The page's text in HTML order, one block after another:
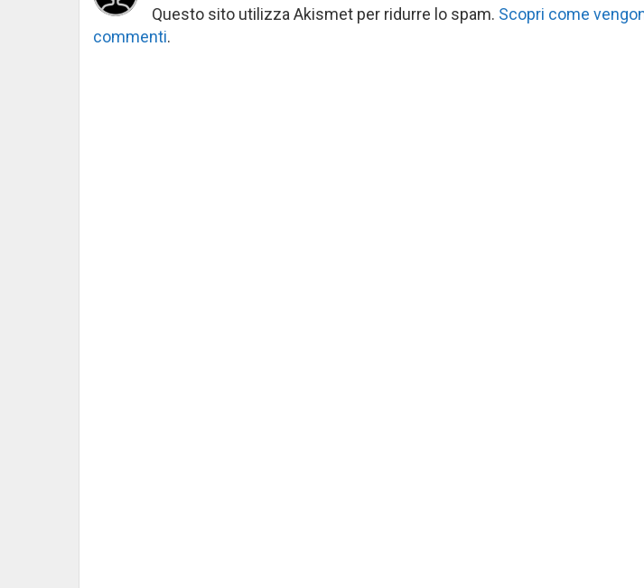
Questo sito utilizza Akismet per ridurre lo spam. Scopri come
commenti.